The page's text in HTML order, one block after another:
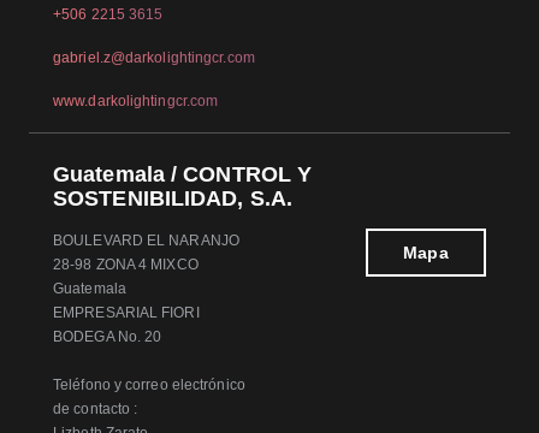
+506 2215 3615
gabriel.z@darkolightingcr.com
www.darkolightingcr.com
Guatemala / CONTROL Y
SOSTENIBILIDAD, S.A.
BOULEVARD EL NARANJO
28-98 ZONA 4 MIXCO
Guatemala
EMPRESARIAL FIORI
BODEGA No. 20
Teléfono y correo electrónico
de contacto :
Mapa